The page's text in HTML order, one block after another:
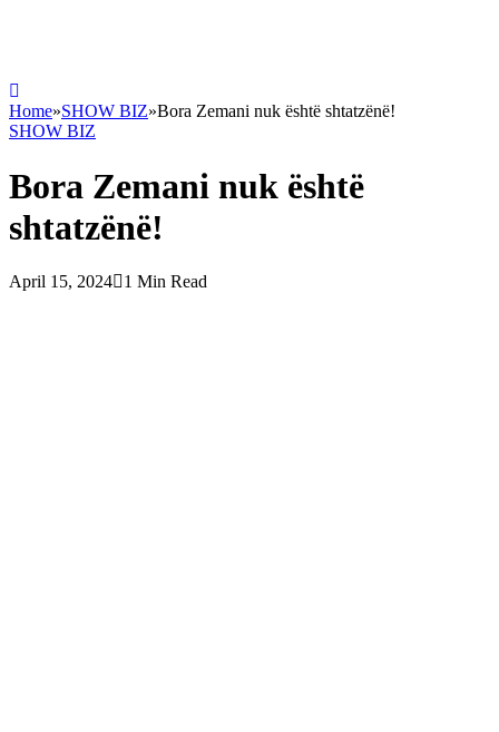
Home»SHOW BIZ»Bora Zemani nuk është shtatzënë!
SHOW BIZ
Bora Zemani nuk është
shtatzënë!
April 15, 2024 1 Min Read